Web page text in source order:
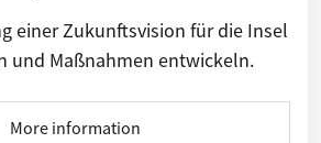
einer Zukunftsvision für die Insel
und Maßnahmen entwickeln.
More information